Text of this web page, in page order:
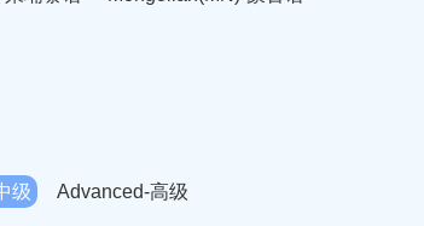
级 Advanced-高级